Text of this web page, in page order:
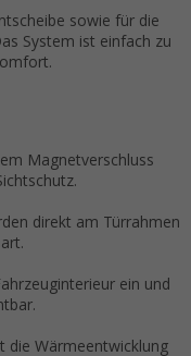
sowie für die
System ist einfach zu
Magnetverschluss
direkt am Türrahmen
ein und
die Wärmeentwicklung